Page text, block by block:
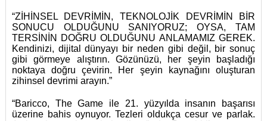
“ZİHİNSEL DEVRİMİN, TEKNOLOJİK DEVRİMİN BİR
SONUCU OLDUĞUNU SANIYORUZ; OYSA, TAM
TERSİNİN DOĞRU OLDUĞUNU ANLAMAMIZ GEREK.
Kendinizi, dijital dünyayı bir neden gibi değil, bir sonuç
gibi görmeye alıştırın. Gözünüzü, her şeyin başladığı
noktaya doğru çevirin. Her şeyin kaynağını oluşturan
zihinsel devrimi arayın.”
“Baricco, The Game ile 21. yüzyılda insanın başarısı
üzerine bahis oynuyor. Tezleri oldukça cesur ve parlak.